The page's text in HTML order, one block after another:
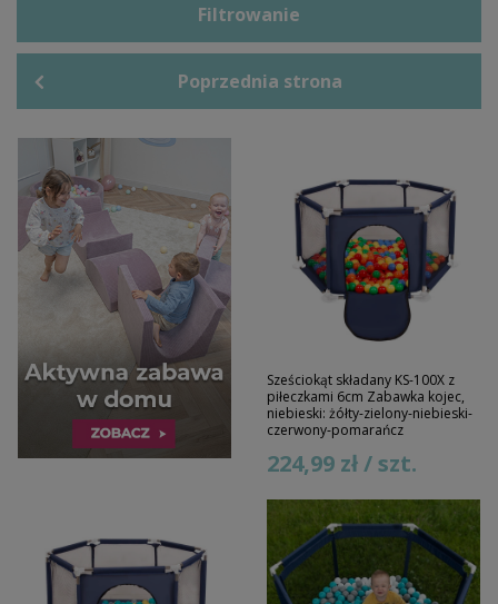
Filtrowanie
Poprzednia strona
Sześciokąt składany KS-100X z
piłeczkami 6cm Zabawka kojec,
niebieski: żółty-zielony-niebieski-
czerwony-pomarańcz
224,99 zł / szt.